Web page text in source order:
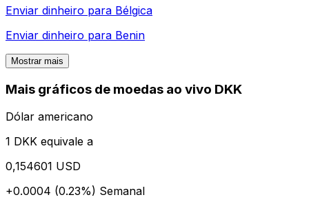
Enviar dinheiro para Bélgica
Enviar dinheiro para Benin
Mostrar mais
Mais gráficos de moedas ao vivo DKK
Dólar americano
1 DKK equivale a
0,154601 USD
+0.0004 (0.23%) Semanal